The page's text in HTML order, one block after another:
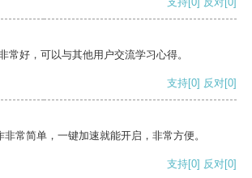
常好，可以与其他用户交流学习心得。
支持[0] 反对[0]
常简单，一键加速就能开启，非常方便。
支持[0] 反对[0]